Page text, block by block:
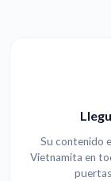
Su contenido
Vietnamita en